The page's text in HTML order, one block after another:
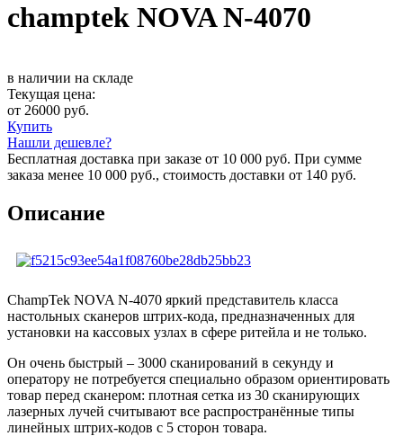
champtek NOVA N-4070
в наличии на складе
Текущая цена:
от 26000 руб.
Купить
Нашли дешевле?
Бесплатная доставка при заказе от 10 000 руб. При сумме
заказа менее 10 000 руб., стоимость доставки от 140 руб.
Описание
ChampTek NOVA N-4070 яркий представитель класса
настольных сканеров штрих-кода, предназначенных для
установки на кассовых узлах в сфере ритейла и не только.
Он очень быстрый – 3000 сканирований в секунду и
оператору не потребуется специально образом ориентировать
товар перед сканером: плотная сетка из 30 сканирующих
лазерных лучей считывают все распространённые типы
линейных штрих-кодов с 5 сторон товара.